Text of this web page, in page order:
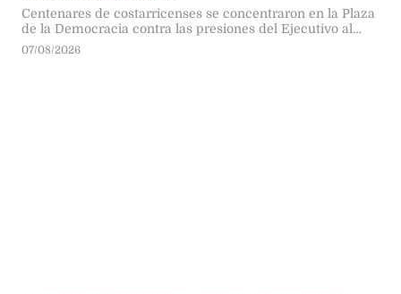
Centenares de costarricenses se concentraron en la Plaza
de la Democracia contra las presiones del Ejecutivo al
Poder Judicial. Autoridades, políticos y ciudadanos
07/08/2026